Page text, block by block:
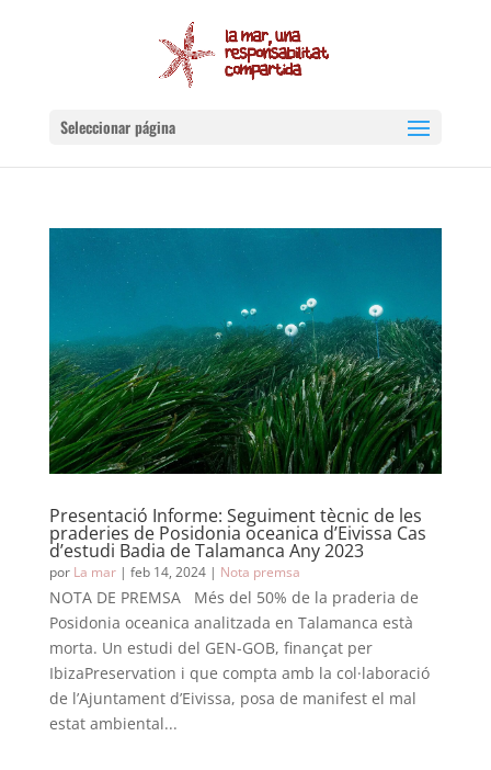
Seleccionar página
Presentació Informe: Seguiment tècnic de les
praderies de Posidonia oceanica d’Eivissa Cas
d’estudi Badia de Talamanca Any 2023
por La mar| feb 14, 2024| Nota premsa
NOTA DE PREMSA Més del 50% de la praderia de
Posidonia oceanica analitzada en Talamanca està
morta. Un estudi del GEN-GOB, finançat per
IbizaPreservation i que compta amb la col·laboració
de l’Ajuntament d’Eivissa, posa de manifest el mal
estat ambiental...